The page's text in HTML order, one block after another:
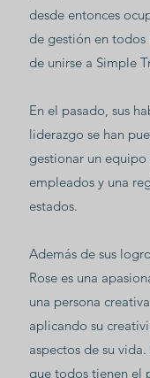
desde entonces
de gestión en todos
de unirse a Simple
En el pasado, sus
liderazgo se han
gestionar un equipo
empleados y una
estados.
Además de sus
Rose es una
una persona
aplicando su
aspectos de su
que todos tienen el